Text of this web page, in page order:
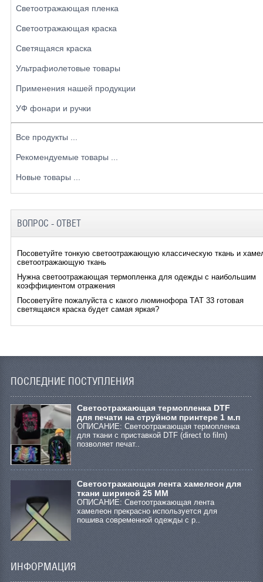
Светоотражающая пленка
Светоотражающая краска
Светящаяся краска
Ультрафиолетовые товары
Применения нашей продукции
УФ фонари и ручки
Все продукты ...
Рекомендуемые товары ...
Новые товары ...
ВОПРОС - ОТВЕТ
Посоветуйте тонкую светоотражающую классическую ткань и
светоотражающую ткань
Нужна светоотражающая термопленка для одежды с наибольшим
коэффициентом отражения
Посоветуйте пожалуйста с какого люминофора ТАТ 33 готовая
светящаяся краска будет самая яркая?
ПОСЛЕДНИЕ ПОСТУПЛЕНИЯ
Cветоотражающая термопленка DTF
для печати на струйном принтере 1 м.п
ОПИСАНИЕ: Светоотражающая термопленка
для ткани с приставкой DTF (direct to film)
позволяет печат..
Светоотражающая лента хамелеон для
ткани шириной 25 ММ
ОПИСАНИЕ: Светоотражающая лента
хамелеон прекрасно используется для
пошива современной одежды с р..
ИНФОРМАЦИЯ